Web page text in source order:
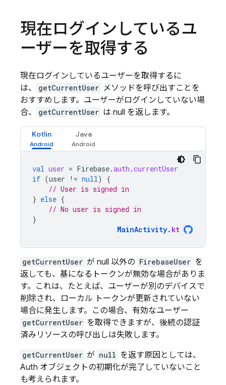
現在ログインしているユ
ーザーを取得する
現在ログインしているユーザーを取得するに
は、
getCurrentUser メソッドを呼び出すことを
おすすめします。ユーザーがログインしていない場
合、
getCurrentUser は null を返します。
Kotlin Java
val user = Firebase.auth .currentUser
if (user != null)
{
// User is signed in
} else {
// No user is signed in
}
MainActivity. kt
getCurrentUser が null 以外の FirebaseUser を
返しても、基になるトークンが無効な場合がありま
す。これは、たとえば、ユーザーが別のデバイスで
削除され、ローカル トークンが更新されていない
場合に発生します。この場合、有効なユーザー
getCurrentUser を取得できますが、後続の認証
済みリソースの呼び出しは失敗します。
getCurrentUser が null を返す原因としては、
Auth オブジェクトの初期化が完了していないこと
も考えられます。